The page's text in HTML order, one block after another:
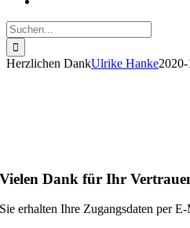
Suche
nach:
Herzlichen DankUlrike Hanke
Vielen Dank für Ihr
Sie erhalten Ihre Zugangsdaten per